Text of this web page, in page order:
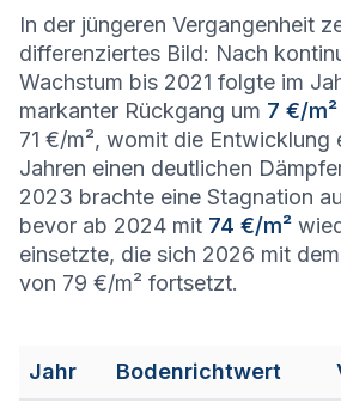
In der jüngeren Vergangenheit
differenziertes Bild: Nach
Wachstum bis 2021 folgte im
markanter Rückgang um 7 €/m²
71 €/m², womit die Entwicklung
Jahren einen deutlichen
2023 brachte eine Stagnation
bevor ab 2024 mit 74 €/m²
einsetzte, die sich 2026 mit
von 79 €/m² fortsetzt.
Jahr Bodenrichtwert